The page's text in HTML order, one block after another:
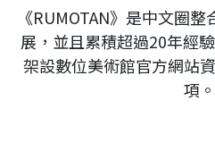
《RUMOTAN》是中文圈
展，並且累積超過20年經
架設數位美術館官方網站
項。